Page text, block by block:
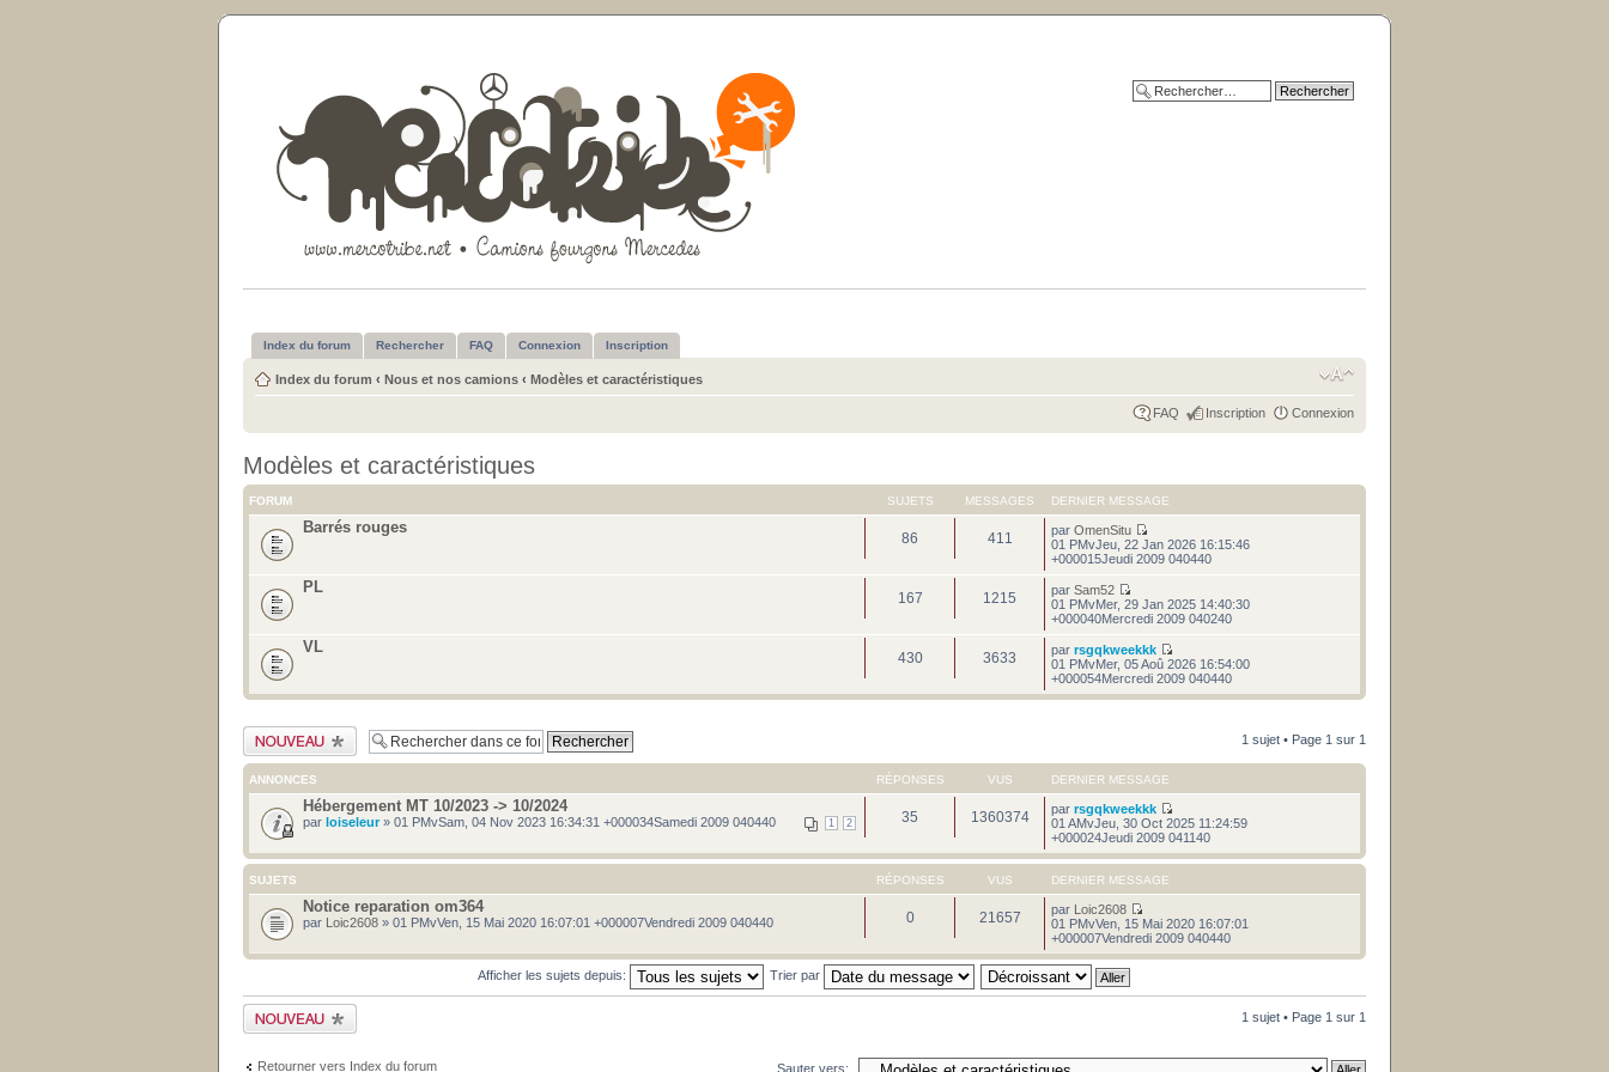
Index du forum Rechercher FAQ Connexion Inscription
Index du forum ‹ Nous et nos camions ‹ Modèles et caractéristiques
FAQ Inscription Connexion
Modèles et caractéristiques
FORUM SUJETS MESSAGES DERNIER MESSAGE
Barrés rouges
86 411 parOmenSitu
01 PMvJeu, 22 Jan 2026 16:15:46
+000015Jeudi 2009 040440
PL
167 1215 parSam52
01 PMvMer, 29 Jan 2025 14:40:30
+000040Mercredi 2009 040240
VL
430 3633 parrsgqkweekkk
01 PMvMer, 05 Aoû 2026 16:54:00
+000054Mercredi 2009 040440
Publier un nouveau
sujet
1 sujet • Page 1 sur 1
ANNONCES RÉPONSES VUS DERNIER MESSAGE
Hébergement MT 10/2023 -> 10/2024
1 2
par loiseleur» 01 PMvSam, 04 Nov 2023 16:34:31 +000034Samedi 2009 040440 35 1360374 parrsgqkweekkk
01 AMvJeu, 30 Oct 2025 11:24:59
+000024Jeudi 2009 041140
SUJETS RÉPONSES VUS DERNIER MESSAGE
Notice reparation om364
par Loic2608 » 01 PMvVen, 15 Mai 2020 16:07:01 +000007Vendredi 2009 040440 0 21657 par Loic2608
01 PMvVen, 15 Mai 2020 16:07:01
+000007Vendredi 2009 040440
Afficher les sujets depuis: Trier par
Publier un nouveau
sujet
1 sujet • Page 1 sur 1
Retourner vers Index du forum Sauter vers: